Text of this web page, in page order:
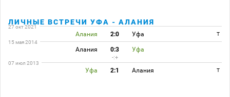
ЛИЧНЫЕ ВСТРЕЧИ УФА - АЛАНИЯ
27 окт 2021
Алания 2:0 Уфа
T
15 мая 2014
Алания 0:3 Уфа
-:+
07 июл 2013
Уфа 2:1 Алания T